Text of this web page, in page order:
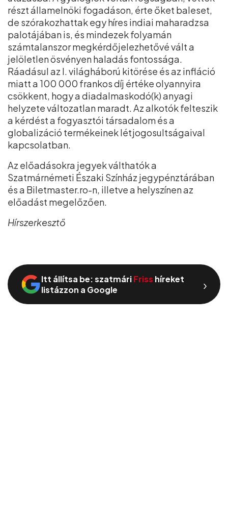
részt államelnöki fogadáson, érte őket baleset,
de szórakozhattak egy híres indiai maharadzsa
palotájában is, és mindezek folyamán
számtalanszor megkérdőjelezhetővé vált a
jelöletlen ösvényen haladás fontossága.
Ráadásul az I. világháború kitörése és az infláció
miatt a 100 000 frankos díj értéke olyannyira
csökkent, hogy a diadalmaskodó(k) anyagi
helyzete változatlan maradt. Az alkotók felteszik
a kérdést a fogyasztói társadalom és a
globalizáció termékeinek létjogosultságaival
kapcsolatban.
Az előadásokra jegyek válthatók a
Szatmárnémeti Északi Színház jegypénztárában
és a Biletmaster.ro-n, illetve a helyszínen az
előadást megelőzően.
Hírszerkesztő
Itt állítsa be: szatmáriFriss híreket
listázzon a Google
›